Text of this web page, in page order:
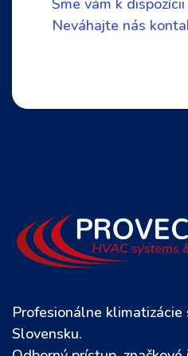
Sme vám k
Neváhajte nás
Profesionálne
Slovensku.